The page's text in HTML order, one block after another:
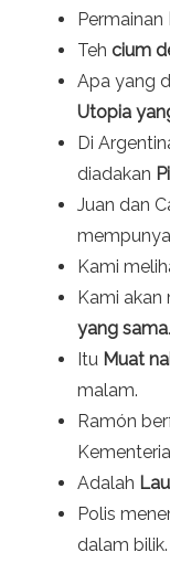
Permainan
Teh cium
Apa yang
Utopia
Di
diadakan
Juan dan
Kami
Kami akan
yang sama.
Itu Muat
malam.
Ramón
Adalah
Polis
dalam bilik.